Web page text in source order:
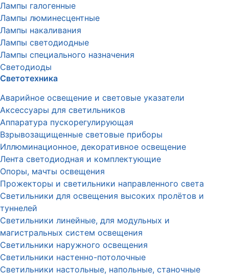
Лампы галогенные
Лампы люминесцентные
Лампы накаливания
Лампы светодиодные
Лампы специального назначения
Светодиоды
Светотехника
Аварийное освещение и световые указатели
Аксессуары для светильников
Аппаратура пускорегулирующая
Взрывозащищенные световые приборы
Иллюминационное, декоративное освещение
Лента светодиодная и комплектующие
Опоры, мачты освещения
Прожекторы и светильники направленного света
Светильники для освещения высоких пролётов и
туннелей
Светильники линейные, для модульных и
магистральных систем освещения
Светильники наружного освещения
Светильники настенно-потолочные
Светильники настольные, напольные, станочные